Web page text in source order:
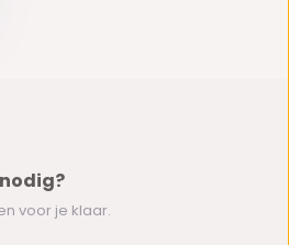
voor je klaar.